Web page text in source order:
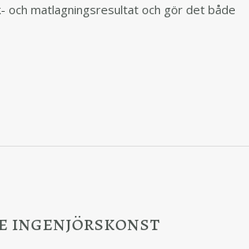
matlagningsresultat och gör det både
ingenjörskonst